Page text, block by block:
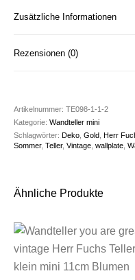
Zusätzliche Informationen
Rezensionen (0)
Artikelnummer:TE098-1-1-2
Kategorie:Wandteller mini
Schlagwörter:Deko ,Gold ,Herr
Sommer,Teller,Vintage ,wallplate ,
Ähnliche Produkte